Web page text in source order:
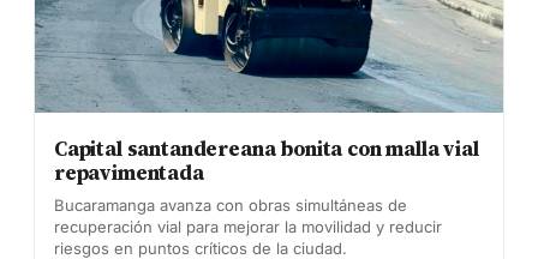
Capital santandereana bonita con malla vial
repavimentada
Bucaramanga avanza con obras simultáneas de
recuperación vial para mejorar la movilidad y reducir
riesgos en puntos críticos de la ciudad.